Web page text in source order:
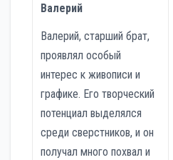
Валерий
Валерий, старший брат,
проявлял особый
интерес к живописи и
графике. Его творческий
потенциал выделялся
среди сверстников, и он
получал много похвал и